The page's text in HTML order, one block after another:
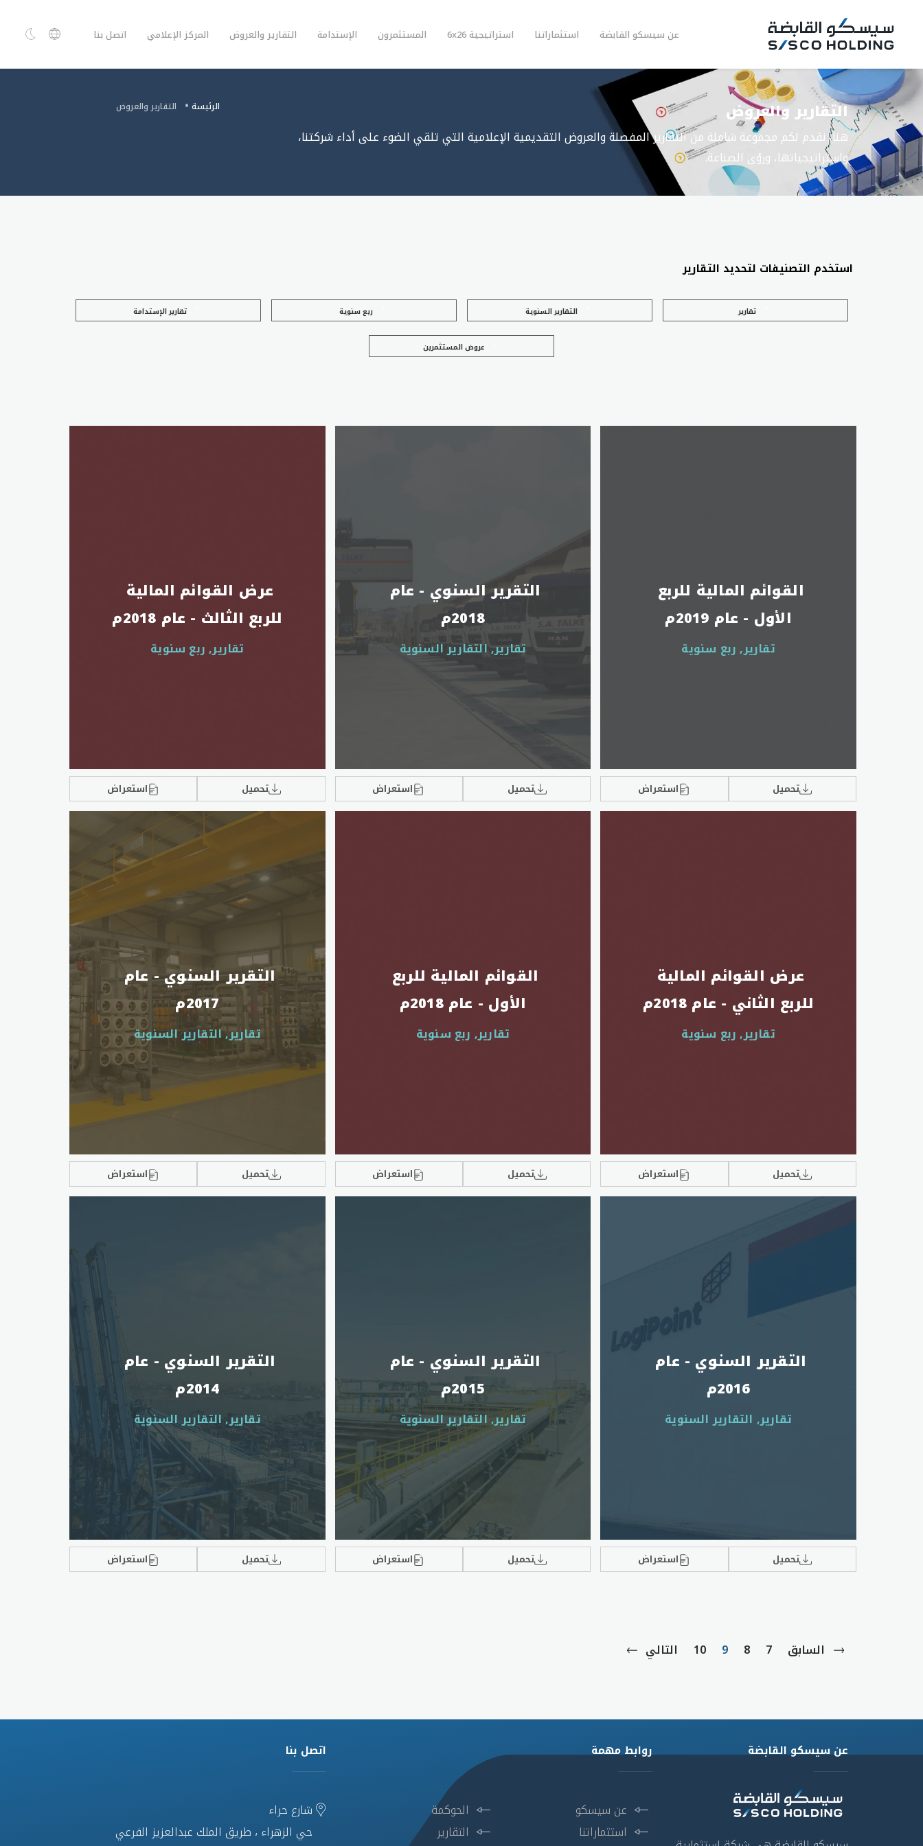
عن سيسكو القابضة استثماراتنا استراتيجية 6x26 المستثمرون الإستدامة التقارير والعروض المركز الإعلامي اتصل بنا
التقارير والعروض
هنا، نقدم لكم مجموعة شاملة من التقارير المفصلة والعروض التقديمية الإعلامية التي تلقي الضوء على أداء شركتنا،
واستراتيجياتها، ورؤى الصناعة.
الرئيسة التقارير والعروض
استخدم التصنيفات لتحديد التقارير
تقارير التقارير السنوية ربع سنوية تقارير الإستدامة
عروض المستثمرين
القوائم المالية للربع
الأول - عام 2019م
تقارير, ربع سنوية
تحميل استعراض
التقرير السنوي - عام
2018م
تقارير, التقارير السنوية
تحميل استعراض
عرض القوائم المالية
للربع الثالث - عام 2018م
تقارير, ربع سنوية
تحميل استعراض
عرض القوائم المالية
للربع الثاني - عام 2018م
تقارير, ربع سنوية
تحميل استعراض
القوائم المالية للربع
الأول - عام 2018م
تقارير, ربع سنوية
تحميل استعراض
التقرير السنوي - عام
2017م
تقارير, التقارير السنوية
تحميل استعراض
التقرير السنوي - عام
2016م
تقارير, التقارير السنوية
تحميل استعراض
التقرير السنوي - عام
2015م
تقارير, التقارير السنوية
تحميل استعراض
التقرير السنوي - عام
2014م
تقارير, التقارير السنوية
تحميل استعراض
السابق 7
8
9
10 التالي
عن سيسكو القابضة روابط مهمة
عن سيسكو
استثماراتنا
الحوكمة
التقارير
اتصل بنا
شارع حراء
حي الزهراء ، طريق الملك عبدالعزيز الفرعي